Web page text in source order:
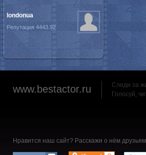
londonua
Репутация 4443.92
www.bestactor.ru
Следи за
Голосуй,
Нравится наш сайт? Расскажи о нём